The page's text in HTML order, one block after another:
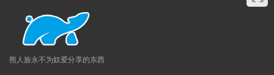
熊人族永不为奴爱分享的东西